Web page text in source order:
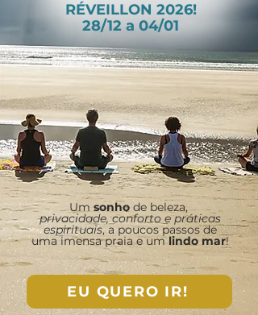
RÉVEILLON 2026!
28/12 a 04/01
Um sonho de beleza,
privacidade, conforto e práticas
espirituais, a poucos passos de
uma imensa praia e umlindo mar!
EU QUERO IR!